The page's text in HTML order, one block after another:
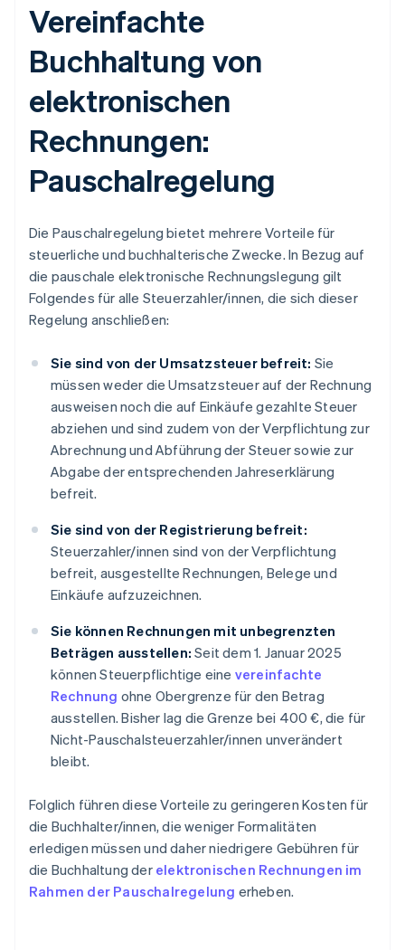
Vereinfachte
Buchhaltung von
elektronischen
Rechnungen:
Pauschalregelung
Die Pauschalregelung bietet mehrere Vorteile für
steuerliche und buchhalterische Zwecke. In Bezug auf
die pauschale elektronische Rechnungslegung gilt
Folgendes für alle Steuerzahler/innen, die sich dieser
Regelung anschließen:
Sie sind von der Umsatzsteuer befreit: Sie
müssen weder die Umsatzsteuer auf der Rechnung
ausweisen noch die auf Einkäufe gezahlte Steuer
abziehen und sind zudem von der Verpflichtung zur
Abrechnung und Abführung der Steuer sowie zur
Abgabe der entsprechenden Jahreserklärung
befreit.
Sie sind von der Registrierung befreit:
Steuerzahler/innen sind von der Verpflichtung
befreit, ausgestellte Rechnungen, Belege und
Einkäufe aufzuzeichnen.
Sie können Rechnungen mit unbegrenzten
Beträgen ausstellen: Seit dem 1. Januar 2025
können Steuerpflichtige eine vereinfachte
Rechnung ohne Obergrenze für den Betrag
ausstellen. Bisher lag die Grenze bei 400 €, die für
Nicht-Pauschalsteuerzahler/innen unverändert
bleibt.
Folglich führen diese Vorteile zu geringeren Kosten für
die Buchhalter/innen, die weniger Formalitäten
erledigen müssen und daher niedrigere Gebühren für
die Buchhaltung der elektronischen Rechnungen im
Rahmen der Pauschalregelung erheben.